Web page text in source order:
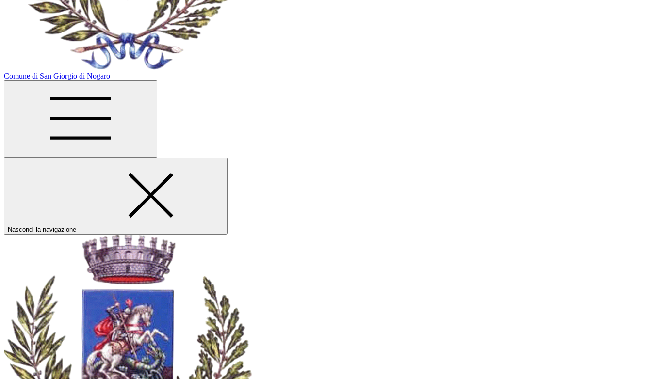
Comune di San Giorgio di Nogaro
Nascondi la navigazione